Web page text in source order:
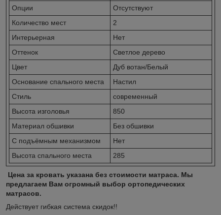
Опции
Отсутствуют
Количество мест
2
Интерьерная
Нет
Оттенок
Светлое дерево
Цвет
Дуб вотан/Белый
Основание спального места
Настил
Стиль
современный
Высота изголовья
850
Материал обшивки
Без обшивки
С подъёмным механизмом
Нет
Высота спального места
285
Цена за кровать указана без стоимости матраса. Мы
предлагаем Вам огромный выбор ортопедических
матрасов.
Действует гибкая система скидок!!